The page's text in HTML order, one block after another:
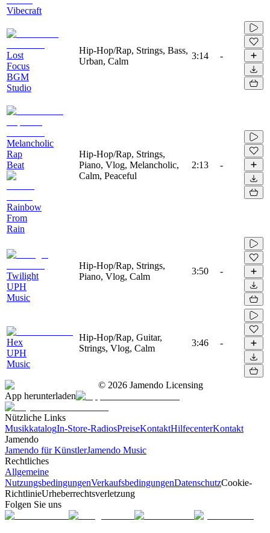
Vibecraft
Lost
Focus
BGM
Studio
Hip-Hop/Rap, Strings, Bass,
Urban, Calm
3:14 -
Melancholic
Rap
Beat
Rainbow
From
Rain
Hip-Hop/Rap, Strings,
Piano, Vlog, Melancholic,
Calm, Peaceful
2:13 -
Twilight
UPH
Music
Hip-Hop/Rap, Strings,
Piano, Vlog, Calm
3:50 -
Hex
UPH
Music
Hip-Hop/Rap, Guitar,
Strings, Vlog, Calm
3:46 -
© 2026 Jamendo Licensing
App herunterladen
Nützliche Links
MusikkatalogIn-Store-RadiosPreiseKontaktHilfecenterKontakt
Jamendo
Jamendo für KünstlerJamendo Music
Rechtliches
Allgemeine
NutzungsbedingungenVerkaufsbedingungenDatenschutzCookie-
RichtlinieUrheberrechtsverletzung
Folgen Sie uns